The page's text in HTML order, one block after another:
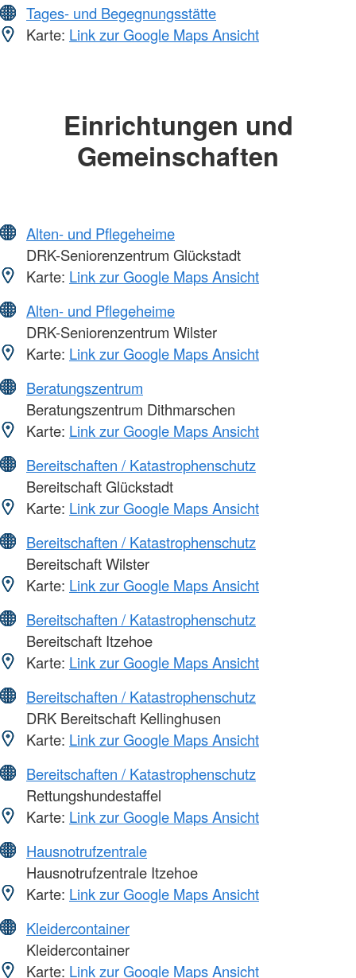
Tages- und Begegnungsstätte
Karte: Link zur Google Maps Ansicht
Einrichtungen und
Gemeinschaften
Alten- und Pflegeheime
DRK-Seniorenzentrum Glückstadt
Karte: Link zur Google Maps Ansicht
Alten- und Pflegeheime
DRK-Seniorenzentrum Wilster
Karte: Link zur Google Maps Ansicht
Beratungszentrum
Beratungszentrum Dithmarschen
Karte: Link zur Google Maps Ansicht
Bereitschaften / Katastrophenschutz
Bereitschaft Glückstadt
Karte: Link zur Google Maps Ansicht
Bereitschaften / Katastrophenschutz
Bereitschaft Wilster
Karte: Link zur Google Maps Ansicht
Bereitschaften / Katastrophenschutz
Bereitschaft Itzehoe
Karte: Link zur Google Maps Ansicht
Bereitschaften / Katastrophenschutz
DRK Bereitschaft Kellinghusen
Karte: Link zur Google Maps Ansicht
Bereitschaften / Katastrophenschutz
Rettungshundestaffel
Karte: Link zur Google Maps Ansicht
Hausnotrufzentrale
Hausnotrufzentrale Itzehoe
Karte: Link zur Google Maps Ansicht
Kleidercontainer
Kleidercontainer
Karte: Link zur Google Maps Ansicht